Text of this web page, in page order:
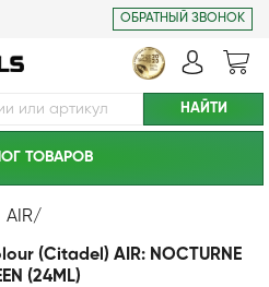
ОБРАТНЫЙ ЗВОНОК
ТОВАРОВ
AIR/
(Citadel) AIR: NOCTURNE
(24ML)